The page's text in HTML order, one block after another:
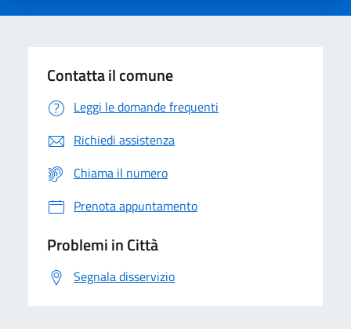
Contatta il comune
Leggi le domande frequenti
Richiedi assistenza
Chiama il numero
Prenota appuntamento
Problemi in Città
Segnala disservizio